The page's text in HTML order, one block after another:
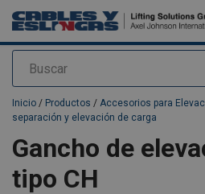
Buscar
Agregado a su presupuesto
Inicio / Productos / Accesorios para
separación y elevación de carga
Gancho de
tipo CH